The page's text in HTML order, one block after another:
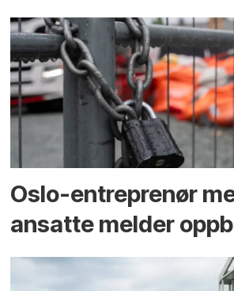
Oslo-entreprenør
ansatte melder